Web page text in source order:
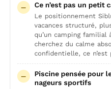
Ce n’est pas un petit
Le positionnement
vacances structuré,
qu’un camping
cherchez du calme
confidentielle, ce
Piscine pensée pour
nageurs sportifs